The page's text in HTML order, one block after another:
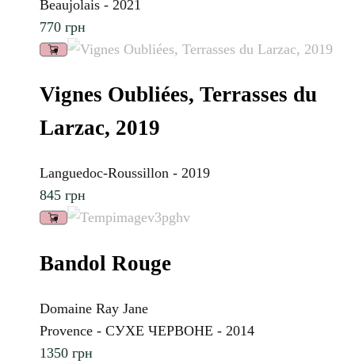
Beaujolais - 2021
770 грн
Vignes Oubliées, Terrasses du
Larzac, 2019
Languedoc-Roussillon - 2019
845 грн
Bandol Rouge
Domaine Ray Jane
Provence - СУХЕ ЧЕРВОНЕ - 2014
1350 грн